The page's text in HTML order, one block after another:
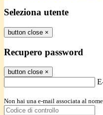
Seleziona utente
button close ×
Recupero password
button close ×
Non hai una e-mail associata al